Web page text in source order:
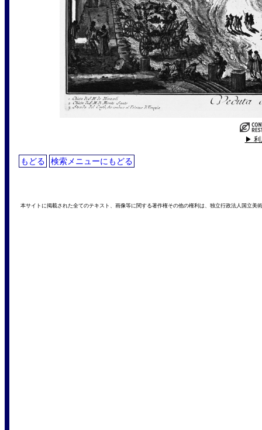
▶ 利
もどる 検索メニューにもどる
本サイトに掲載された全てのテキスト、画像等に関する著作権その他の権利は、独立行政法人国立